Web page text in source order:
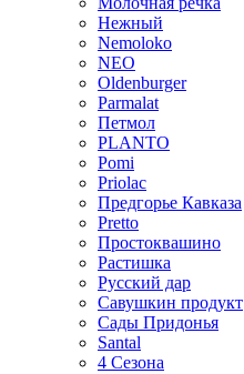
Нежный
Nemoloko
NEO
Oldenburger
Parmalat
Петмол
PLANTO
Pomi
Priolac
Предгорье Кавказа
Pretto
Простоквашино
Растишка
Русский дар
Савушкин продукт
Сады Придонья
Santal
4 Сезона